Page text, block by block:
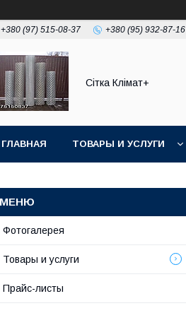
+380 (97) 515-08-37 +380 (95) 932-87-16
Сітка Клімат+
ГЛАВНАЯ ТОВАРЫ И УСЛУГИ
Фотогалерея
Товары и услуги
Прайс-листы